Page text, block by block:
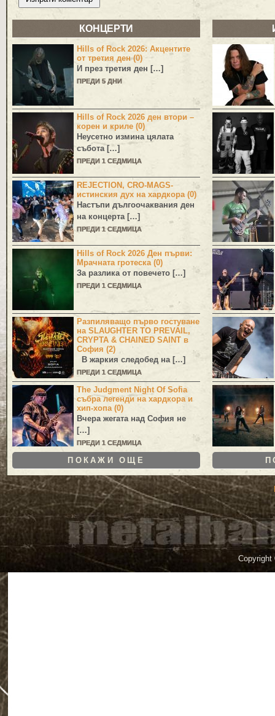
КОНЦЕРТИ
Hills of Rock 2026: Акцентите
от третия ден (0)
И през третия ден […]
ПРЕДИ 5 ДНИ
Hills of Rock 2026 ден втори –
корен и криле (0)
Неусетно измина цялата
събота […]
ПРЕДИ 1 СЕДМИЦА
REJECTION, CRO-MAGS-
истинския дух на хардкора (0)
Настъпи дългоочаквания ден
на концерта […]
ПРЕДИ 1 СЕДМИЦА
Hills of Rock 2026 Ден първи:
Мрачната гротеска (0)
За разлика от повечето […]
ПРЕДИ 1 СЕДМИЦА
Разпиляващо първо гостуване
на SLAUGHTER TO PREVAIL,
CRYPTA & CHAINED SAINT в
София (2)
В жаркия следобед на […]
ПРЕДИ 1 СЕДМИЦА
The Judgment Night Of Sofia
събра легенди на хардкора и
хип-хопа (0)
Вчера жегата над София не
[…]
ПРЕДИ 1 СЕДМИЦА
ПОКАЖИ ОЩЕ